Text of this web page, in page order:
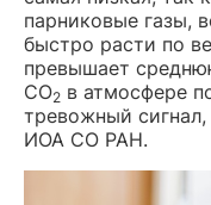
парниковые газы,
быстро расти по
превышает
СО2 в атмосфере
тревожный
ИОА СО РАН.